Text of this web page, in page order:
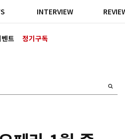
벤트 정기구독
INTERVIEW